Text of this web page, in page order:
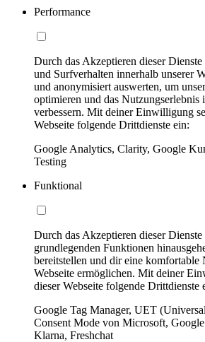
Performance
Durch das Akzeptieren dieser
und Surfverhalten innerhalb unserer
und anonymisiert auswerten, um
optimieren und das Nutzungserlebnis
verbessern. Mit deiner Einwilligung
Webseite folgende Drittdienste ein:
Google Analytics, Clarity, Google
Testing
Funktional
Durch das Akzeptieren dieser
grundlegenden Funktionen
bereitstellen und dir eine komfortable
Webseite ermöglichen. Mit deiner
dieser Webseite folgende Drittdienste
Google Tag Manager, UET
Consent Mode von Microsoft,
Klarna, Freshchat